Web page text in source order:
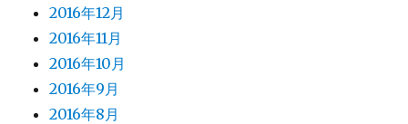
2016年12月
2016年11月
2016年10月
2016年9月
2016年8月